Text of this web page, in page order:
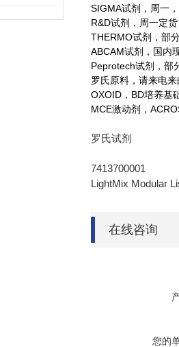
SIGMA试剂，周一
R&D试剂，周一定
THERMO试剂，部
ABCAM试剂，国内
Peprotech试剂，部
罗氏原料，请来电
OXOID ， BD培养基
MCE激动剂，
罗氏试剂
7413700001
LightMix Modular
在线咨询
您的